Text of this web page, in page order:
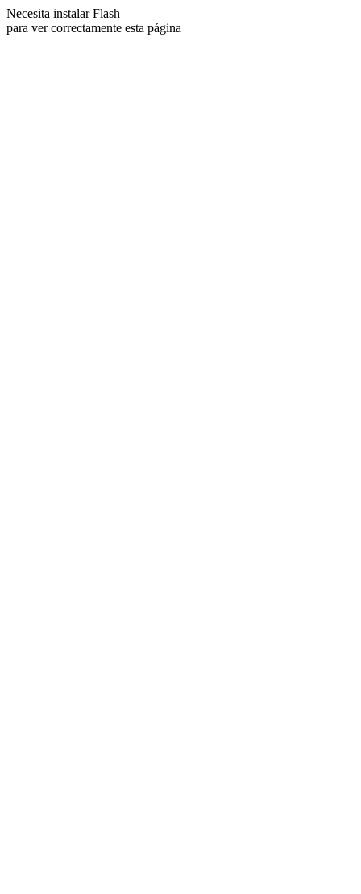
Necesita instalar Flash
para ver correctamente esta página